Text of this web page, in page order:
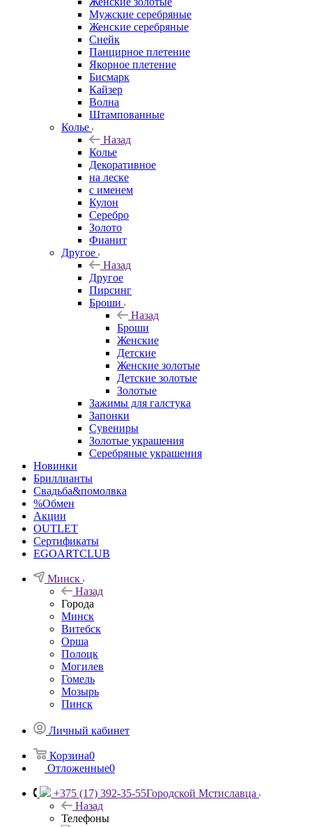
Мужские серебряные
Женские серебряные
Снейк
Панцирное плетение
Якорное плетение
Бисмарк
Кайзер
Волна
Штампованные
Колье
Назад
Колье
Декоративное
на леске
с именем
Кулон
Серебро
Золото
Фианит
Другое
Назад
Другое
Пирсинг
Броши
Назад
Броши
Женские
Детские
Женские золотые
Детские золотые
Золотые
Зажимы для галстука
Запонки
Сувениры
Золотые украшения
Серебряные украшения
Новинки
Бриллианты
Свадьба&помолвка
%Обмен
Акции
OUTLET
Сертификаты
EGOARTCLUB
Минск
Назад
Города
Минск
Витебск
Орша
Полоцк
Могилев
Гомель
Мозырь
Пинск
Личный кабинет
Корзина0
Отложенные0
+375 (17) 392-35-55Городской Мстиславца
Назад
Телефоны